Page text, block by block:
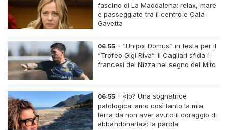
fascino di La Maddalena: relax, mare
e passeggiate tra il centro e Cala
Gavetta
06:55 - “Unipol Domus” in festa per il
“Trofeo Gigi Riva”: il Cagliari sfida i
francesi del Nizza nel segno del Mito
06:55 - «Io? Una sognatrice
patologica: amo così tanto la mia
terra da non aver avuto il coraggio di
abbandonarla»: la parola